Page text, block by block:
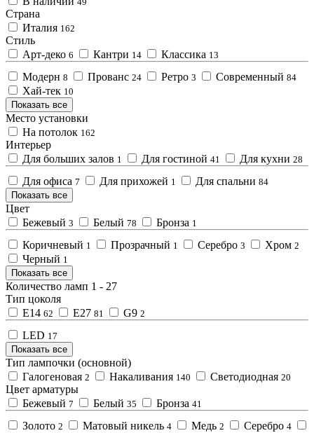
Страна
Италия 162
Стиль
Арт-деко 6 Кантри 14 Классика 13
Модерн 8 Прованс 24 Ретро 3 Современный 84
Хай-тек 10
Показать все
Место установки
На потолок 162
Интерьер
Для больших залов 1 Для гостиной 41 Для кухни 28
Для офиса 7 Для прихожей 1 Для спальни 84
Показать все
Цвет
Бежевый 3 Белый 78 Бронза 1
Коричневый 1 Прозрачный 1 Серебро 3 Хром 2
Черный 1
Показать все
Количество ламп 1 - 27
Тип цоколя
E14 62 E27 81 G9 2
LED 17
Показать все
Тип лампочки (основной)
Галогеновая 2 Накаливания 140 Светодиодная 20
Цвет арматуры
Бежевый 7 Белый 35 Бронза 41
Золото 2 Матовый никель 4 Медь 2 Серебро 4